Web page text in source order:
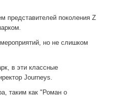
представителей поколения Z
но не слишком
в эти классные
Journeys.
таким как "Роман о